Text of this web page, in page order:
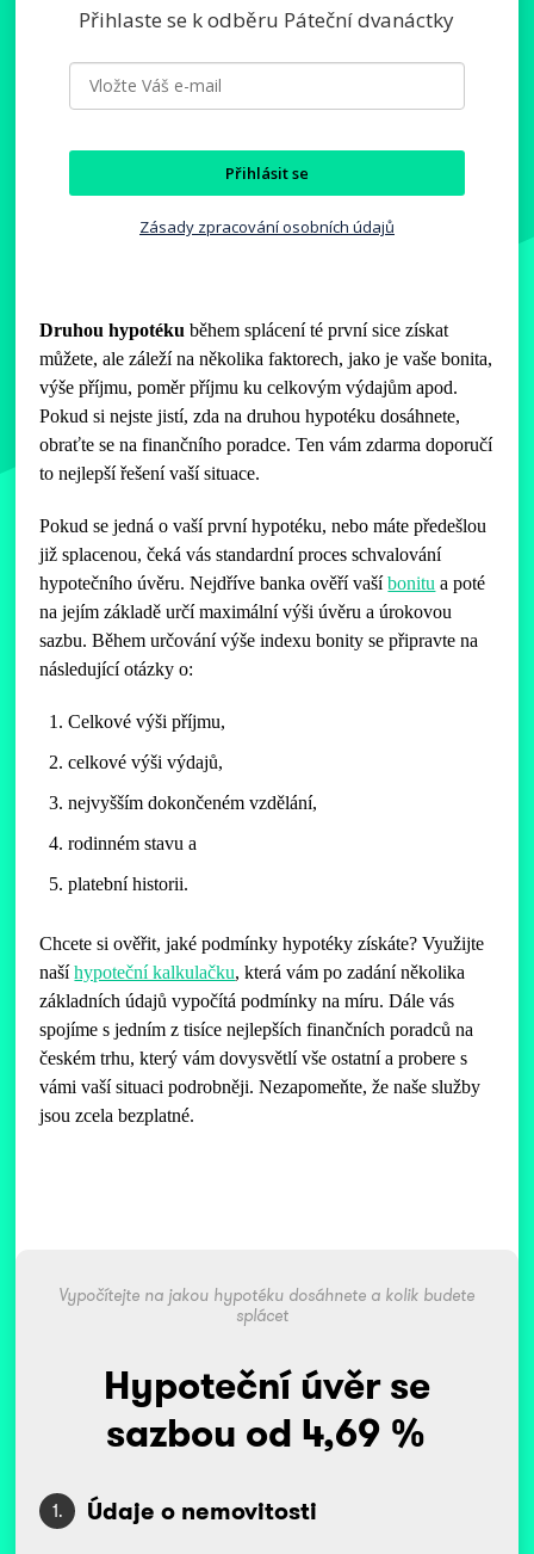
Přihlaste se k odběru Páteční dvanáctky
Přihlásit se
Zásady zpracování osobních údajů
Druhou hypotéku během splácení té první sice získat
můžete, ale záleží na několika faktorech, jako je vaše bonita,
výše příjmu, poměr příjmu ku celkovým výdajům apod.
Pokud si nejste jistí, zda na druhou hypotéku dosáhnete,
obraťte se na finančního poradce. Ten vám zdarma doporučí
to nejlepší řešení vaší situace.
Pokud se jedná o vaší první hypotéku, nebo máte předešlou
již splacenou, čeká vás standardní proces schvalování
hypotečního úvěru. Nejdříve banka ověří vašíbonitu a poté
na jejím základě určí maximální výši úvěru a úrokovou
sazbu. Během určování výše indexu bonity se připravte na
následující otázky o:
Celkové výši příjmu,
celkové výši výdajů,
nejvyšším dokončeném vzdělání,
rodinném stavu a
platební historii.
Chcete si ověřit, jaké podmínky hypotéky získáte? Využijte
našíhypoteční kalkulačku, která vám po zadání několika
základních údajů vypočítá podmínky na míru. Dále vás
spojíme s jedním z tisíce nejlepších finančních poradců na
českém trhu, který vám dovysvětlí vše ostatní a probere s
vámi vaší situaci podrobněji. Nezapomeňte, že naše služby
jsou zcela bezplatné.
Vypočítejte na jakou hypotéku dosáhnete a kolik budete
splácet
Hypoteční úvěr se
sazbou od 4,69 %
1. Údaje o nemovitosti